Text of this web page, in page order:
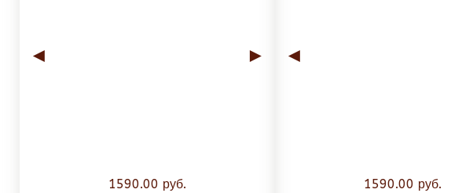
◄ ►
1590.00 руб.
◄
1590.00 руб.